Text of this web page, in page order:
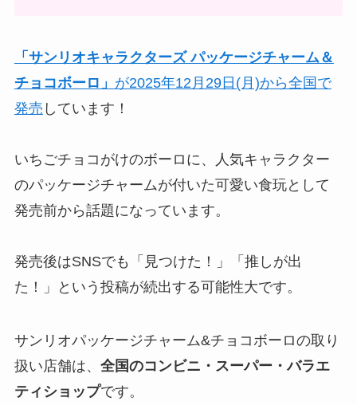
「サンリオキャラクターズ パッケージチャーム＆
チョコボーロ」 が2025年12月29日(月)から全国で
発売 しています！
いちごチョコがけのボーロに、人気キャラクター
のパッケージチャームが付いた可愛い食玩として
発売前から話題になっています。
発売後はSNSでも「見つけた！」「推しが出
た！」という投稿が続出する可能性大です。
サンリオパッケージチャーム&チョコボーロの取り
扱い店舗は、 全国のコンビニ・スーパー・バラエ
ティショップです。